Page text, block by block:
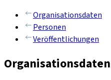
Organisationsdaten
Personen
Veröffentlichungen
Organisationsdaten